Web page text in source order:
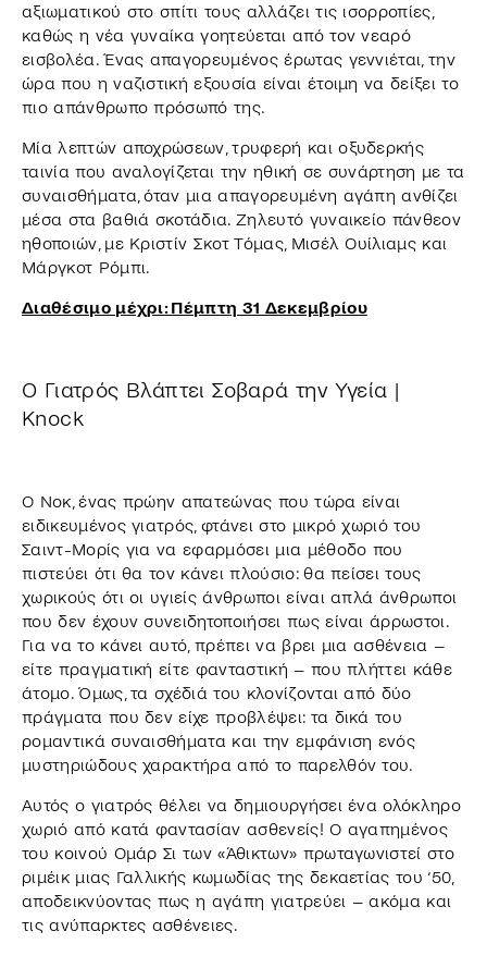
αξιωματικού στο σπίτι τους αλλάζει τις ισορροπίες,
καθώς η νέα γυναίκα γοητεύεται από τον νεαρό
εισβολέα. Ένας απαγορευμένος έρωτας γεννιέται, την
ώρα που η ναζιστική εξουσία είναι έτοιμη να δείξει το
πιο απάνθρωπο πρόσωπό της.
Μία λεπτών αποχρώσεων, τρυφερή και οξυδερκής
ταινία που αναλογίζεται την ηθική σε συνάρτηση με τα
συναισθήματα, όταν μια απαγορευμένη αγάπη ανθίζει
μέσα στα βαθιά σκοτάδια. Ζηλευτό γυναικείο πάνθεον
ηθοποιών, με Κριστίν Σκοτ Τόμας, Μισέλ Ουίλιαμς και
Μάργκοτ Ρόμπι.
Διαθέσιμο μέχρι: Πέμπτη 31 Δεκεμβρίου
Ο Γιατρός Βλάπτει Σοβαρά την Υγεία |
Knock
Ο Νοκ, ένας πρώην απατεώνας που τώρα είναι
ειδικευμένος γιατρός, φτάνει στο μικρό χωριό του
Σαιντ-Μορίς για να εφαρμόσει μια μέθοδο που
πιστεύει ότι θα τον κάνει πλούσιο: θα πείσει τους
χωρικούς ότι οι υγιείς άνθρωποι είναι απλά άνθρωποι
που δεν έχουν συνειδητοποιήσει πως είναι άρρωστοι.
Για να το κάνει αυτό, πρέπει να βρει μια ασθένεια –
είτε πραγματική είτε φανταστική – που πλήττει κάθε
άτομο. Όμως, τα σχέδιά του κλονίζονται από δύο
πράγματα που δεν είχε προβλέψει: τα δικά του
ρομαντικά συναισθήματα και την εμφάνιση ενός
μυστηριώδους χαρακτήρα από το παρελθόν του.
Αυτός ο γιατρός θέλει να δημιουργήσει ένα ολόκληρο
χωριό από κατά φαντασίαν ασθενείς! Ο αγαπημένος
του κοινού Ομάρ Σι των «Άθικτων» πρωταγωνιστεί στο
ριμέικ μιας Γαλλικής κωμωδίας της δεκαετίας του ‘50,
αποδεικνύοντας πως η αγάπη γιατρεύει – ακόμα και
τις ανύπαρκτες ασθένειες.